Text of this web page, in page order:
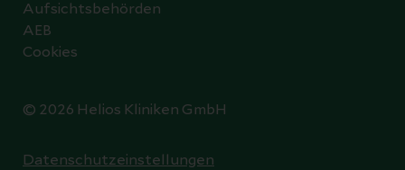
© 2026 Helios Kliniken GmbH
Aufsichtsbehörden
AEB
Cookies
Datenschutzeinstellungen